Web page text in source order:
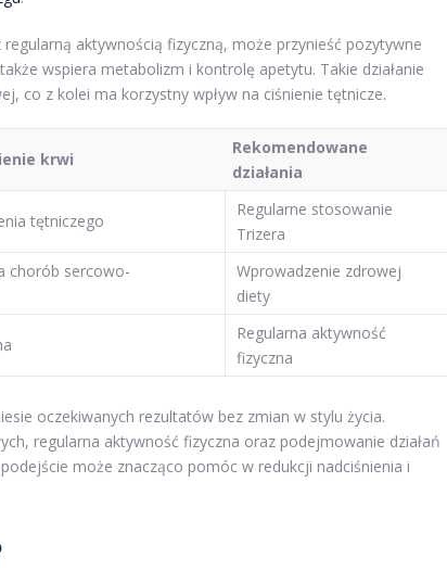
aktywnością fizyczną, może przynieść pozytywne
wspiera metabolizm i kontrolę apetytu. Takie działanie
co z kolei ma korzystny wpływ na ciśnienie tętnicze.
krwi
Rekomendowane
działania
tętniczego
Regularne stosowanie
Trizera
chorób sercowo-
Wprowadzenie zdrowej
diety
Regularna aktywność
fizyczna
oczekiwanych rezultatów bez zmian w stylu życia.
regularna aktywność fizyczna oraz podejmowanie działań
może znacząco pomóc w redukcji nadciśnienia i